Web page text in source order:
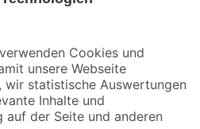
und Aktionen mehr verpassen!